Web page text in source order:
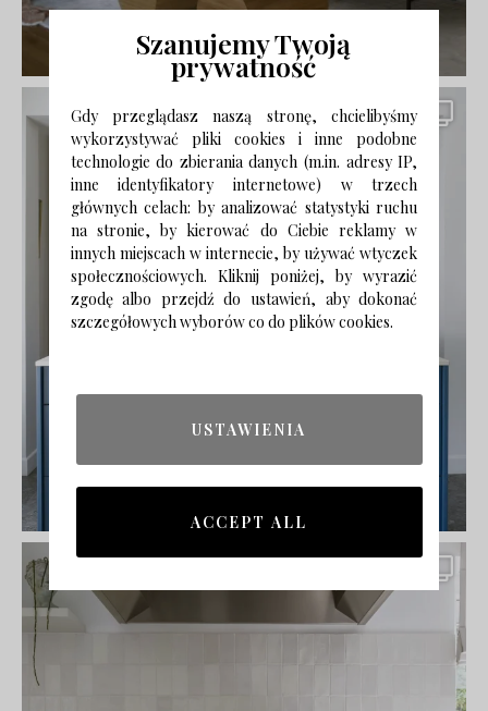
Szanujemy Twoją
prywatność
Gdy przeglądasz naszą stronę, chcielibyśmy
wykorzystywać pliki cookies i inne podobne
technologie do zbierania danych (m.in. adresy IP,
inne identyfikatory internetowe) w trzech
głównych celach: by analizować statystyki ruchu
na stronie, by kierować do Ciebie reklamy w
innych miejscach w internecie, by używać wtyczek
społecznościowych. Kliknij poniżej, by wyrazić
zgodę albo przejdź do ustawień, aby dokonać
szczegółowych wyborów co do plików cookies.
USTAWIENIA
ACCEPT ALL